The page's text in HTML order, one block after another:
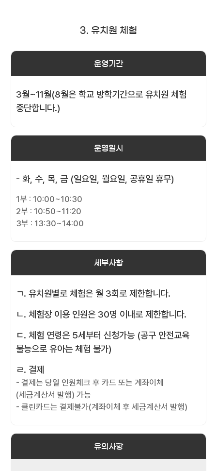
3. 유치원 체험
운영기간
3월~11월(8월은 학교 방학기간으로 유치원 체험
중단합니다.)
운영일시
- 화, 수, 목, 금 (일요일, 월요일, 공휴일 휴무)
1부 : 10:00~10:30
2부 : 10:50~11:20
3부 : 13:30~14:00
세부사항
ㄱ. 유치원별로 체험은 월 3회로 제한합니다.
ㄴ. 체험장 이용 인원은 30명 이내로 제한합니다.
ㄷ. 체험 연령은 5세부터 신청가능 (공구 안전교육
불능으로 유아는 체험 불가)
ㄹ. 결제
- 결제는 당일 인원체크 후 카드 또는 계좌이체
(세금계산서 발행) 가능
- 클린카드는 결제불가(계좌이체 후 세금계산서 발행)
유의사항